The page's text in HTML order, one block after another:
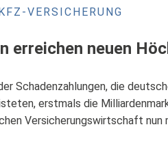
VERSICHERUNG
erreichen neuen
Schadenzahlungen, die
erstmals die
Versicherungswirtschaft